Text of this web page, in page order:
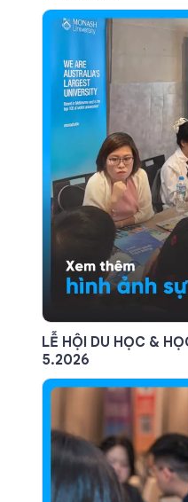
LỄ HỘI DU HỌC &
5.2026